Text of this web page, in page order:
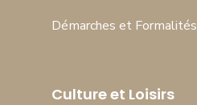
Démarches et Formalités
Culture et Loisirs